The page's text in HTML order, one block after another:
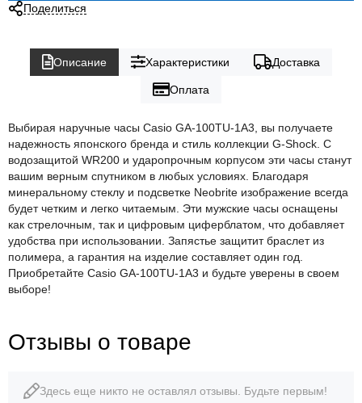
Поделиться
Описание Характеристики Доставка
Оплата
Выбирая наручные часы Casio GA-100TU-1A3, вы получаете
надежность японского бренда и стиль коллекции G-Shock. С
водозащитой WR200 и ударопрочным корпусом эти часы станут
вашим верным спутником в любых условиях. Благодаря
минеральному стеклу и подсветке Neobrite изображение всегда
будет четким и легко читаемым. Эти мужские часы оснащены
как стрелочным, так и цифровым циферблатом, что добавляет
удобства при использовании. Запястье защитит браслет из
полимера, а гарантия на изделие составляет один год.
Приобретайте Casio GA-100TU-1A3 и будьте уверены в своем
выборе!
Отзывы о товаре
Здесь еще никто не оставлял отзывы. Будьте первым!